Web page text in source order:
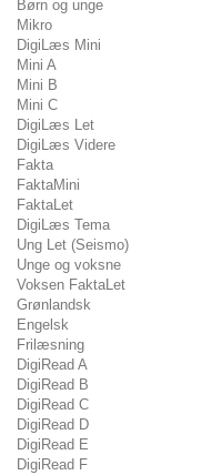
Børn og unge
Mikro
DigiLæs Mini
Mini A
Mini B
Mini C
DigiLæs Let
DigiLæs Videre
Fakta
FaktaMini
FaktaLet
DigiLæs Tema
Ung Let (Seismo)
Unge og voksne
Voksen FaktaLet
Grønlandsk
Engelsk
Frilæsning
DigiRead A
DigiRead B
DigiRead C
DigiRead D
DigiRead E
DigiRead F